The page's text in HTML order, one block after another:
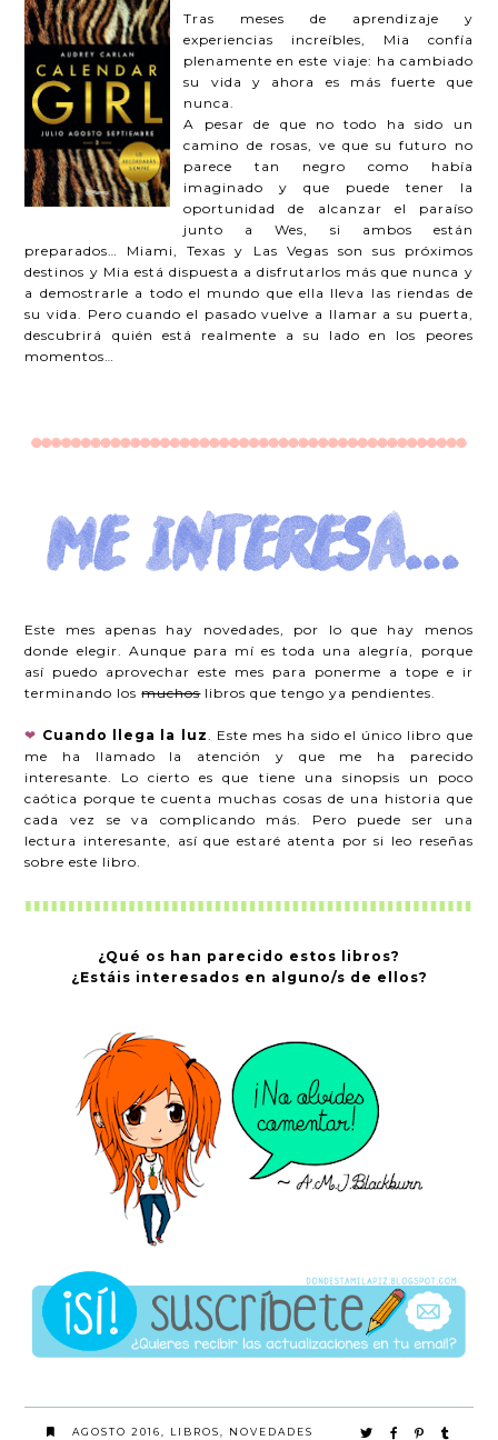
Tras meses de aprendizaje y
experiencias increíbles, Mia confía
plenamente en este viaje: ha cambiado
su vida y ahora es más fuerte que
nunca.
A pesar de que no todo ha sido un
camino de rosas, ve que su futuro no
parece tan negro como había
imaginado y que puede tener la
oportunidad de alcanzar el paraíso
junto a Wes, si ambos están
preparados… Miami, Texas y Las Vegas son sus próximos
destinos y Mia está dispuesta a disfrutarlos más que nunca y
a demostrarle a todo el mundo que ella lleva las riendas de
su vida. Pero cuando el pasado vuelve a llamar a su puerta,
descubrirá quién está realmente a su lado en los peores
momentos…
Este mes apenas hay novedades, por lo que hay menos
donde elegir. Aunque para mí es toda una alegría, porque
así puedo aprovechar este mes para ponerme a tope e ir
terminando losmuchoslibros que tengo ya pendientes.
❤ Cuando llega la luz. Este mes ha sido el único libro que
me ha llamado la atención y que me ha parecido
interesante. Lo cierto es que tiene una sinopsis un poco
caótica porque te cuenta muchas cosas de una historia que
cada vez se va complicando más. Pero puede ser una
lectura interesante, así que estaré atenta por si leo reseñas
sobre este libro.
¿Qué os han parecido estos libros?
¿Estáis interesados en alguno/s de ellos?
AGOSTO 2016, LIBROS,
NOVEDADES